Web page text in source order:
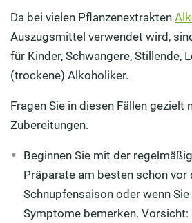
Da bei vielen Pflanzenextrakten
Auszugsmittel verwendet wird,
für Kinder, Schwangere, Stillende,
(trockene) Alkoholiker.
Fragen Sie in diesen Fällen gezielt
Zubereitungen.
Beginnen Sie mit der
Präparate am besten schon vor
Schnupfensaison oder wenn
Symptome bemerken. Vorsicht: